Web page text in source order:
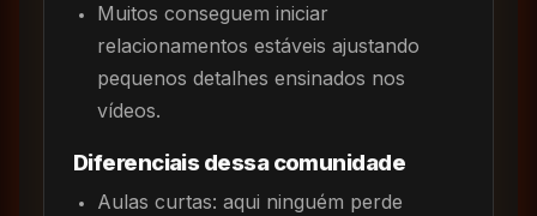
Muitos conseguem iniciar
relacionamentos estáveis ajustando
pequenos detalhes ensinados nos
vídeos.
Diferenciais dessa comunidade
Aulas curtas: aqui ninguém perde